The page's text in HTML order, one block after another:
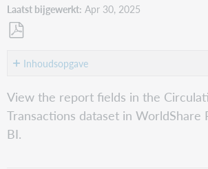
Laatst bijgewerkt Apr 30, 2025
als Inhoudsopgave
View the report fields in the
Transactions dataset in WorldShare
BI.